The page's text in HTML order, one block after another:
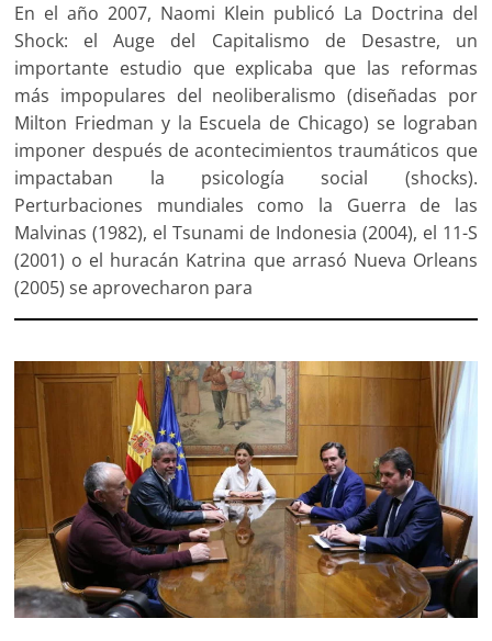
En el año 2007, Naomi Klein publicó La Doctrina del
Shock: el Auge del Capitalismo de Desastre, un
importante estudio que explicaba que las reformas
más impopulares del neoliberalismo (diseñadas por
Milton Friedman y la Escuela de Chicago) se lograban
imponer después de acontecimientos traumáticos que
impactaban la psicología social (shocks).
Perturbaciones mundiales como la Guerra de las
Malvinas (1982), el Tsunami de Indonesia (2004), el 11-S
(2001) o el huracán Katrina que arrasó Nueva Orleans
(2005) se aprovecharon para